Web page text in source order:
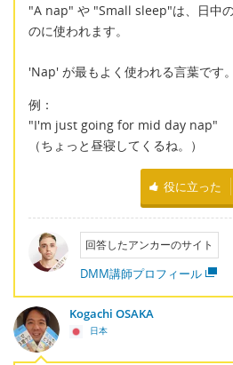
"A nap" や "Small sleep"は、日中
のに使われます。
'Nap' が最もよく使われる言葉です。
例：
"I'm just going for mid day nap"
（ちょっと昼寝してくるね。）
役に立った
回答したアンカーのサイト
DMM講師プロフィール
Kogachi OSAKA
日本